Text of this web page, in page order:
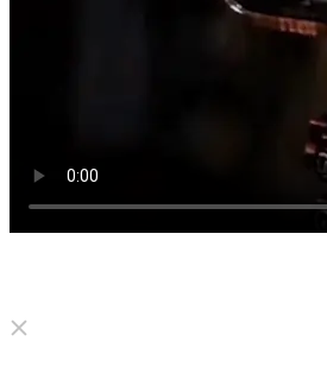
Click to unmute
J'ai tout perdu.